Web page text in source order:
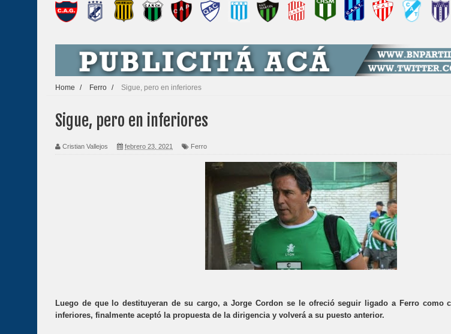
Home / Ferro / Sigue, pero en inferiores
Sigue, pero en inferiores
Cristian Vallejos febrero 23, 2021 Ferro
Luego de que lo destituyeran de su cargo, a Jorge Cordon se le ofreció seguir ligado a Ferro como
inferiores, finalmente aceptó la propuesta de la dirigencia y volverá a su puesto anterior.